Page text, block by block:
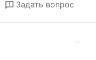
Задать вопрос